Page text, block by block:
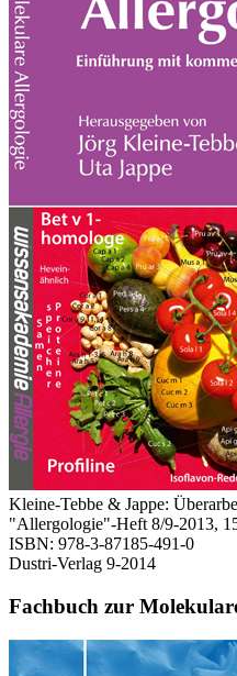
Kleine-Tebbe & Jappe:
"Allergologie"-Heft 8/9-2013,
ISBN: 978-3-87185-491-0
Dustri-Verlag 9-2014
Fachbuch zur